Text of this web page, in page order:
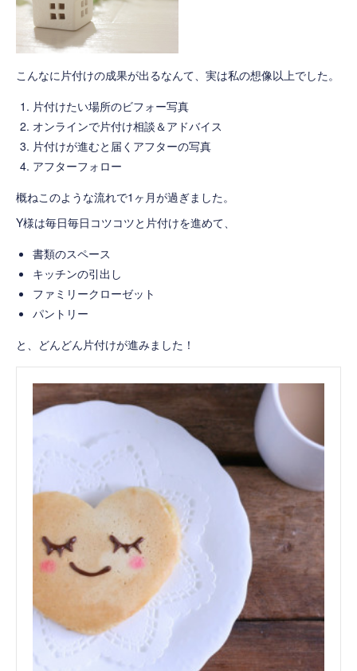
こんなに片付けの成果が出るなんて、実は私の想像以上でした。
片付けたい場所のビフォー写真
オンラインで片付け相談＆アドバイス
片付けが進むと届くアフターの写真
アフターフォロー
概ねこのような流れで1ヶ月が過ぎました。
Y様は毎日毎日コツコツと片付けを進めて、
書類のスペース
キッチンの引出し
ファミリークローゼット
パントリー
と、どんどん片付けが進みました！